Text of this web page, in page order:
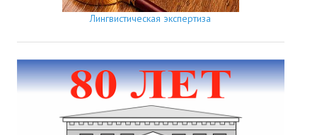
Лингвистическая экспертиза